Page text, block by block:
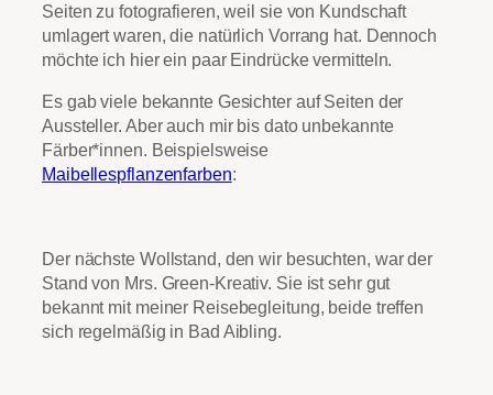
Seiten zu fotografieren, weil sie von Kundschaft
umlagert waren, die natürlich Vorrang hat. Dennoch
möchte ich hier ein paar Eindrücke vermitteln.
Es gab viele bekannte Gesichter auf Seiten der
Aussteller. Aber auch mir bis dato unbekannte
Färber*innen. Beispielsweise
Maibellespflanzenfarben:
Der nächste Wollstand, den wir besuchten, war der
Stand von Mrs. Green-Kreativ. Sie ist sehr gut
bekannt mit meiner Reisebegleitung, beide treffen
sich regelmäßig in Bad Aibling.